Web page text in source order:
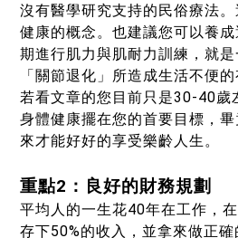
沒有醫學研究支持的民俗療法
健康的概念。也建議您可以養
期進行肌力與肌耐力訓練，就
「關節退化」所造成生活不便的
若看文章的您目前只是30-40歲
身體健康擺在您的首要目標，
來才能好好的享受樂齡人生。
重點2：良好的財務規劃
平均人的一生花40年在工作，
存下50%的收入，並拿來做正